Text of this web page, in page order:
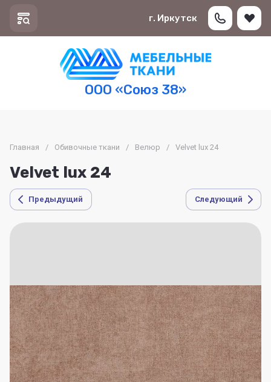
г. Иркутск
ООО «Союз 38»
Главная / Обивочные ткани / Велюр / Velvet lux 24
Velvet lux 24
Предыдущий Следующий